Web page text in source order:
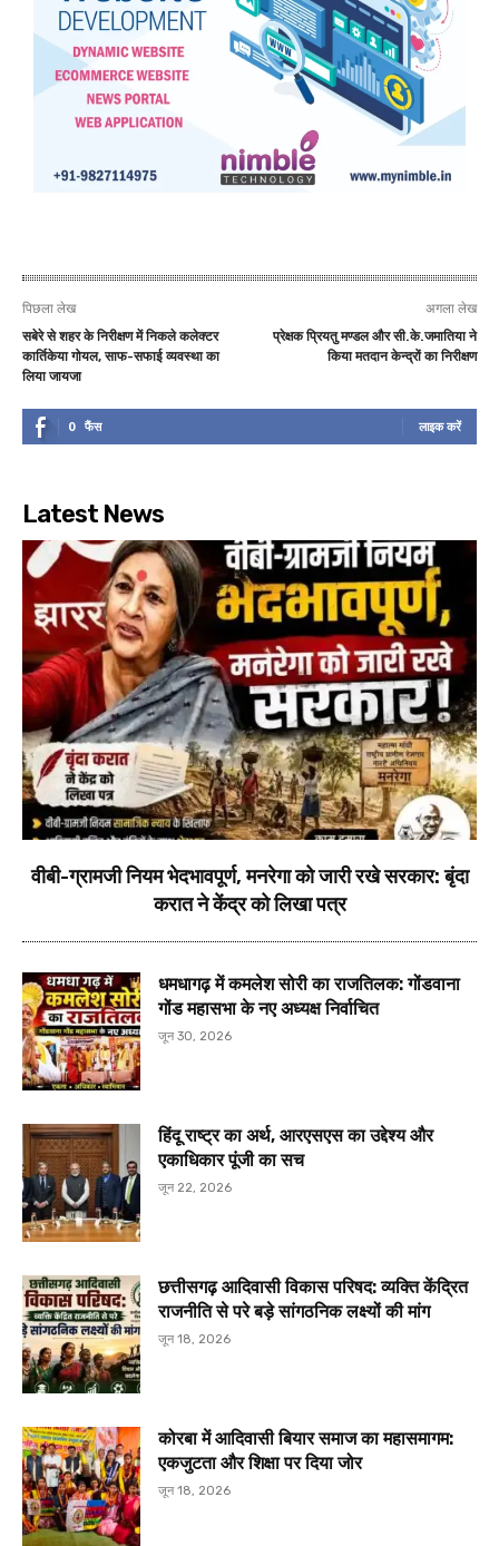
पिछला लेख
सबेरे से शहर के निरीक्षण में निकले कलेक्टर
कार्तिकेया गोयल, साफ-सफाई व्यवस्था का
लिया जायजा
अगला लेख
प्रेक्षक प्रियतु मण्डल और सी.के.जमातिया ने
किया मतदान केन्द्रों का निरीक्षण
0 फैंस लाइक करें
Latest News
वीबी-ग्रामजी नियम भेदभावपूर्ण, मनरेगा को जारी रखे सरकार: बृंदा
करात ने केंद्र को लिखा पत्र
धमधागढ़ में कमलेश सोरी का राजतिलक: गोंडवाना
गोंड महासभा के नए अध्यक्ष निर्वाचित
जून 30, 2026
हिंदू राष्ट्र का अर्थ, आरएसएस का उद्देश्य और
एकाधिकार पूंजी का सच
जून 22, 2026
छत्तीसगढ़ आदिवासी विकास परिषद: व्यक्ति केंद्रित
राजनीति से परे बड़े सांगठनिक लक्ष्यों की मांग
जून 18, 2026
कोरबा में आदिवासी बियार समाज का महासमागम:
एकजुटता और शिक्षा पर दिया जोर
जून 18, 2026